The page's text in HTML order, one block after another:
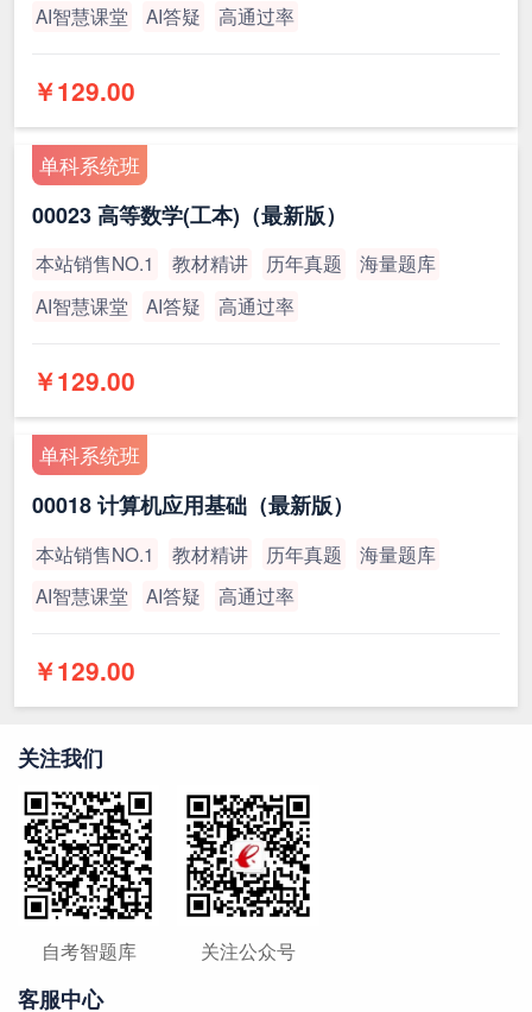
AI智慧课堂
AI答疑 高通过率
￥129.00
单科系统班
00023 高等数学(工本)（最新版）
本站销售NO.1 教材精讲 历年真题
海量题库
AI智慧课堂
AI答疑 高通过率
￥129.00
单科系统班
00018 计算机应用基础（最新版）
本站销售NO.1 教材精讲 历年真题
海量题库
AI智慧课堂
AI答疑 高通过率
￥129.00
关注我们
自考智题库 关注公众号
客服中心